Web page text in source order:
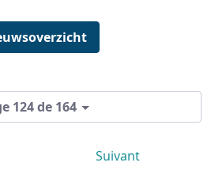
124 de 164
Suivant